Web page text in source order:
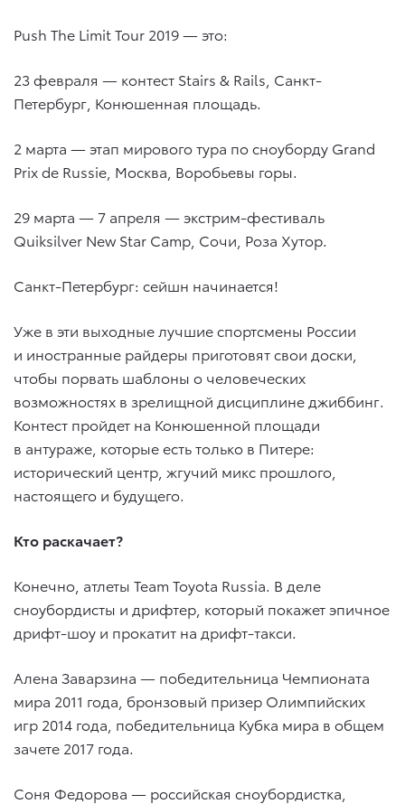
Push The Limit Tour 2019 — это:
23 февраля — контест Stairs & Rails, Санкт-
Петербург, Конюшенная площадь.
2 марта — этап мирового тура по сноуборду Grand
Prix de Russie, Москва, Воробьевы горы.
29 марта — 7 апреля — экстрим-фестиваль
Quiksilver New Star Camp, Сочи, Роза Хутор.
Санкт-Петербург: сейшн начинается!
Уже в эти выходные лучшие спортсмены России
и иностранные райдеры приготовят свои доски,
чтобы порвать шаблоны о человеческих
возможностях в зрелищной дисциплине джиббинг.
Контест пройдет на Конюшенной площади
в антураже, которые есть только в Питере:
исторический центр, жгучий микс прошлого,
настоящего и будущего.
Кто раскачает?
Конечно, атлеты Team Toyota Russia. В деле
сноубордисты и дрифтер, который покажет эпичное
дрифт-шоу и прокатит на дрифт-такси.
Алена Заварзина — победительница Чемпионата
мира 2011 года, бронзовый призер Олимпийских
игр 2014 года, победительница Кубка мира в общем
зачете 2017 года.
Соня Федорова — российская сноубордистка,